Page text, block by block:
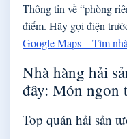
Thông tin về “phòng
điểm. Hãy gọi điện
Google Maps – Tìm
Nhà hàng hải
đây: Món ngon
Top quán hải sản